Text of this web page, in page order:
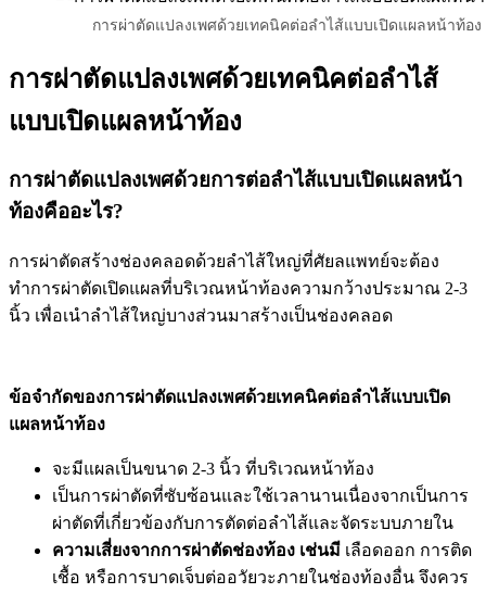
การผ่าตัดแปลงเพศด้วยเทคนิคต่อลำไส้แบบเปิดแผลหน้าท้อง
การผ่าตัดแปลงเพศด้วยเทคนิคต่อลำไส้
แบบเปิดแผลหน้าท้อง
การผ่าตัดแปลงเพศด้วยการต่อลำไส้แบบเปิดแผลหน้า
ท้องคืออะไร?
การผ่าตัดสร้างช่องคลอดด้วยลำไส้ใหญ่ที่ศัยลแพทย์จะต้อง
ทำการผ่าตัดเปิดแผลที่บริเวณหน้าท้องความกว้างประมาณ 2-3
นิ้ว เพื่อเนำลำไส้ใหญ่บางส่วนมาสร้างเป็นช่องคลอด
ข้อจำกัดของการผ่าตัดแปลงเพศด้วยเทคนิคต่อลำไส้แบบเปิด
แผลหน้าท้อง
จะมีแผลเป็นขนาด 2-3 นิ้ว ที่บริเวณหน้าท้อง
เป็นการผ่าตัดที่ซับซ้อนและใช้เวลานานเนื่องจากเป็นการ
ผ่าตัดที่เกี่ยวข้องกับการตัดต่อลำไส้และจัดระบบภายใน
ความเสี่ยงจากการผ่าตัดช่องท้อง เช่นมี เลือดออก การติด
เชื้อ หรือการบาดเจ็บต่ออวัยวะภายในช่องท้องอื่น จึงควร